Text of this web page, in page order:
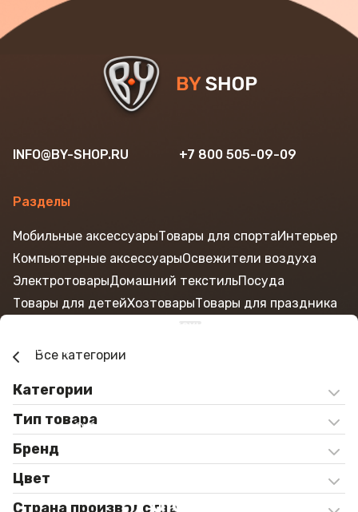
Все категории
Категории
Тип товара
Бренд
Цвет
Страна производства
INFO@BY-SHOP.RU +7 800 505-09-09
Разделы
© ООО «КОНСТАНТА ТОРГ», 2026.
Мобильные аксессуарыТовары для спортаИнтерьер
Компьютерные аксессуарыОсвежители воздуха
ЭлектротоварыДомашний текстильПосуда
Товары для детейХозтоварыТовары для праздника
Канцелярские товары